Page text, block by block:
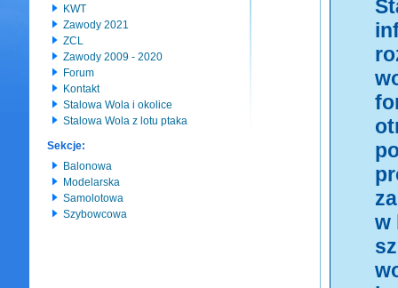
KWT
Zawody 2021
ZCL
Zawody 2009 - 2020
Forum
Kontakt
Stalowa Wola i okolice
Stalowa Wola z lotu ptaka
Sekcje:
Balonowa
Modelarska
Samolotowa
Szybowcowa